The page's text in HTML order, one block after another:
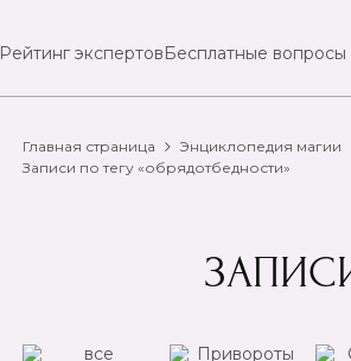
Рейтинг экспертовБесплатные вопросы
Главная страница Энциклопедия магии
Записи по тегу «обрядотбедности»